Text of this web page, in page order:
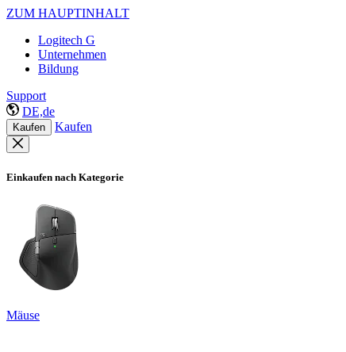
ZUM HAUPTINHALT
Logitech G
Unternehmen
Bildung
Support
DE,de
Kaufen Kaufen
Einkaufen nach Kategorie
Mäuse